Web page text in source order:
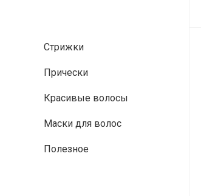
Стрижки
Прически
Красивые волосы
Маски для волос
Полезное